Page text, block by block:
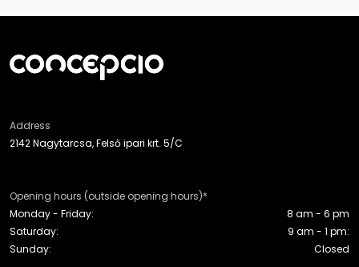
Address
2142 Nagytarcsa, Felső ipari krt. 5/C
Opening hours (outside opening hours)*
Monday - Friday:
8 am - 6 pm
Saturday:
9 am - 1 pm:
Sunday:
Closed